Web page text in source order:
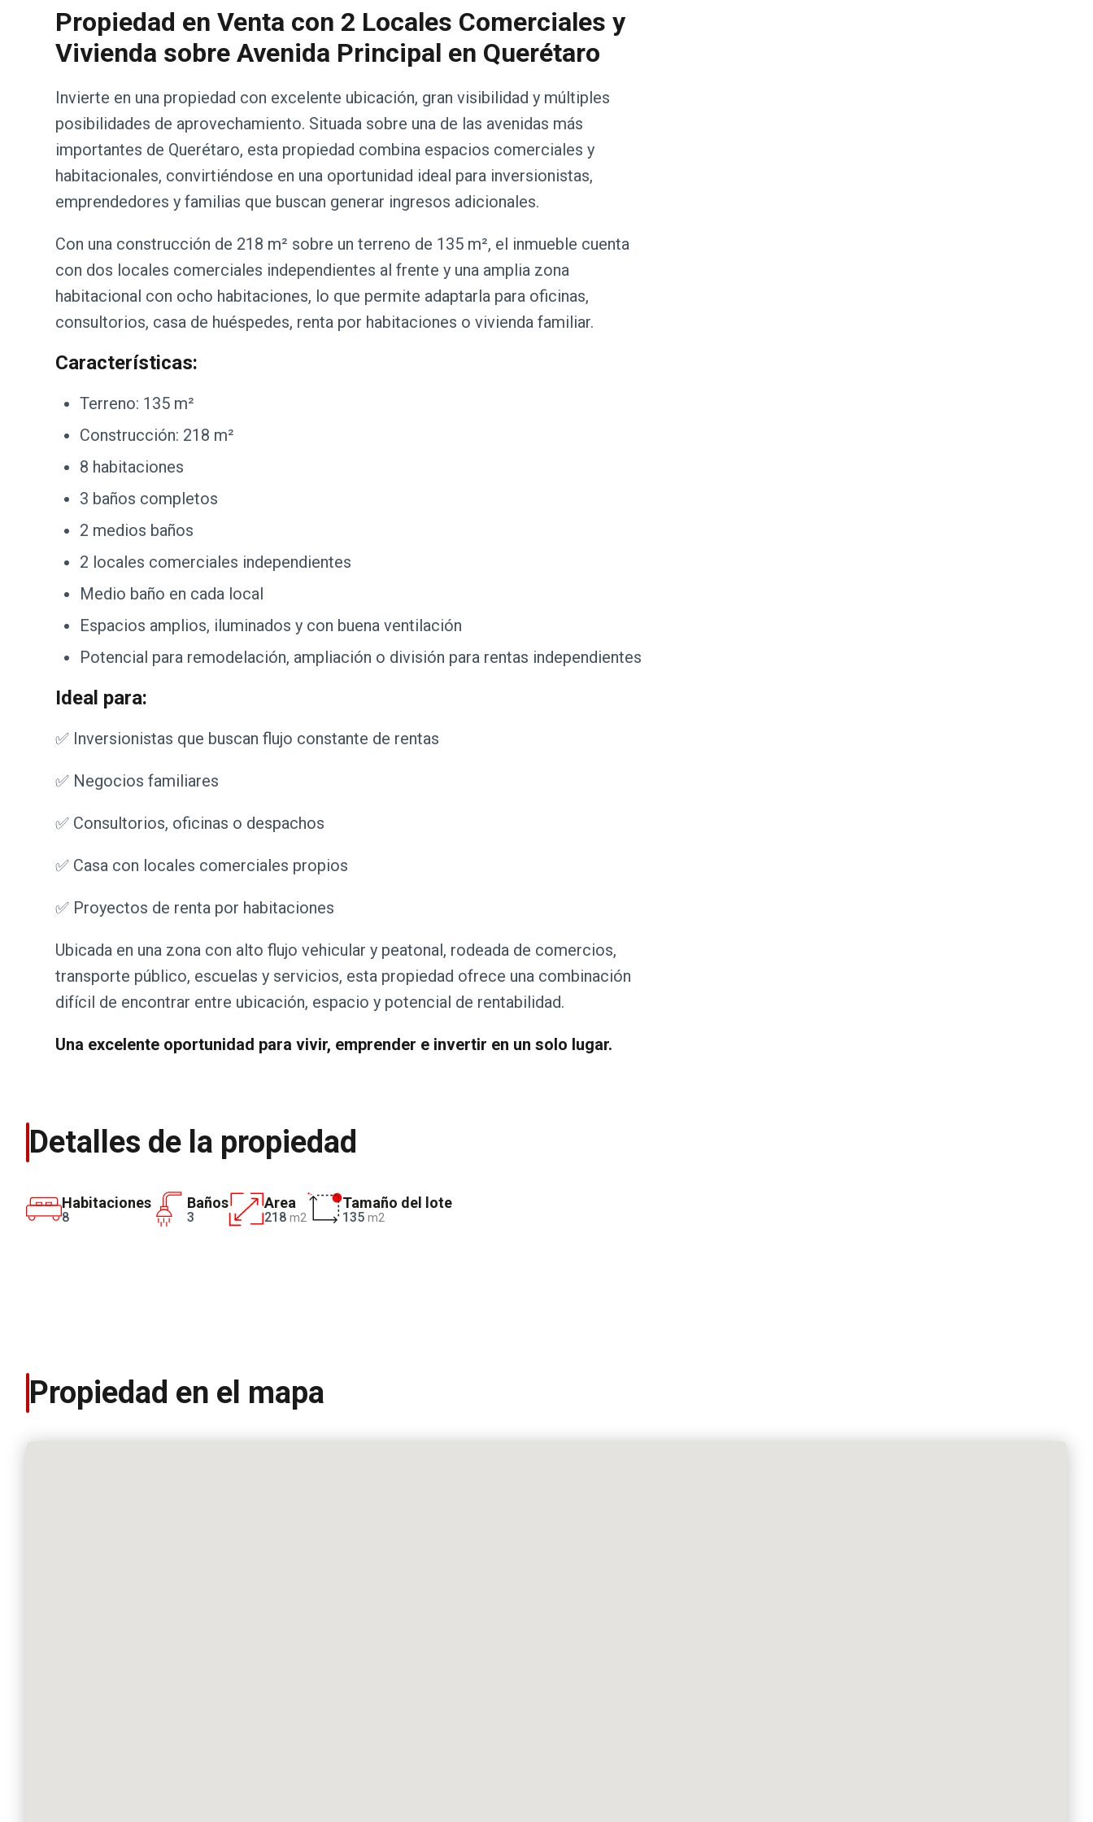
Propiedad en Venta con 2 Locales Comerciales y
Vivienda sobre Avenida Principal en Querétaro
Invierte en una propiedad con excelente ubicación, gran visibilidad y múltiples
posibilidades de aprovechamiento. Situada sobre una de las avenidas más
importantes de Querétaro, esta propiedad combina espacios comerciales y
habitacionales, convirtiéndose en una oportunidad ideal para inversionistas,
emprendedores y familias que buscan generar ingresos adicionales.
Con una construcción de 218 m² sobre un terreno de 135 m², el inmueble cuenta
con dos locales comerciales independientes al frente y una amplia zona
habitacional con ocho habitaciones, lo que permite adaptarla para oficinas,
consultorios, casa de huéspedes, renta por habitaciones o vivienda familiar.
Características:
Terreno: 135 m²
Construcción: 218 m²
8 habitaciones
3 baños completos
2 medios baños
2 locales comerciales independientes
Medio baño en cada local
Espacios amplios, iluminados y con buena ventilación
Potencial para remodelación, ampliación o división para rentas independientes
Ideal para:
✅ Inversionistas que buscan flujo constante de rentas
✅ Negocios familiares
✅ Consultorios, oficinas o despachos
✅ Casa con locales comerciales propios
✅ Proyectos de renta por habitaciones
Ubicada en una zona con alto flujo vehicular y peatonal, rodeada de comercios,
transporte público, escuelas y servicios, esta propiedad ofrece una combinación
difícil de encontrar entre ubicación, espacio y potencial de rentabilidad.
Una excelente oportunidad para vivir, emprender e invertir en un solo lugar.
Detalles de la propiedad
Habitaciones
8
Baños
3
Area
218 m2
Tamaño del lote
135 m2
Propiedad en el mapa